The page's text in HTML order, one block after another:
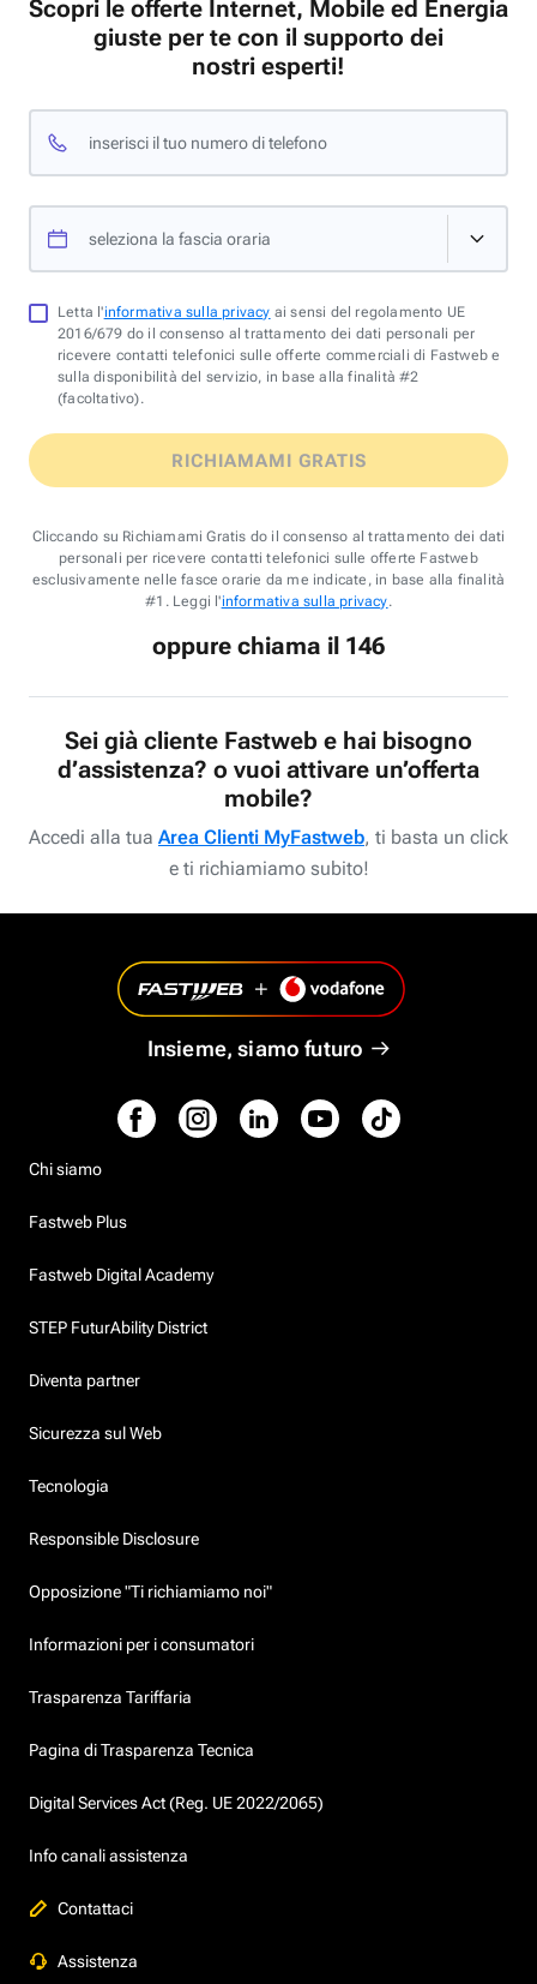
Scopri le offerte Internet, Mobile ed Energia
giuste per te con il supporto dei
nostri esperti!
inserisci il tuo numero di telefono
seleziona la fascia oraria
Letta l'informativa sulla privacy ai sensi del regolamento UE
2016/679 do il consenso al trattamento dei dati personali per
ricevere contatti telefonici sulle offerte commerciali di Fastweb e
sulla disponibilità del servizio, in base alla finalità #2
(facoltativo).
RICHIAMAMI GRATIS
Cliccando su Richiamami Gratis do il consenso al trattamento dei dati
personali per ricevere contatti telefonici sulle offerte Fastweb
esclusivamente nelle fasce orarie da me indicate, in base alla finalità
#1. Leggi l'informativa sulla privacy.
oppure chiama il 146
Sei già cliente Fastweb e hai bisogno
d’assistenza? o vuoi attivare un’offerta
mobile?
Accedi alla tua Area Clienti MyFastweb, ti basta un click
e ti richiamiamo subito!
Insieme, siamo futuro
Chi siamo
Fastweb Plus
Fastweb Digital Academy
STEP FuturAbility District
Diventa partner
Sicurezza sul Web
Tecnologia
Responsible Disclosure
Opposizione "Ti richiamiamo noi"
Informazioni per i consumatori
Trasparenza Tariffaria
Pagina di Trasparenza Tecnica
Digital Services Act (Reg. UE 2022/2065)
Info canali assistenza
Contattaci
Assistenza